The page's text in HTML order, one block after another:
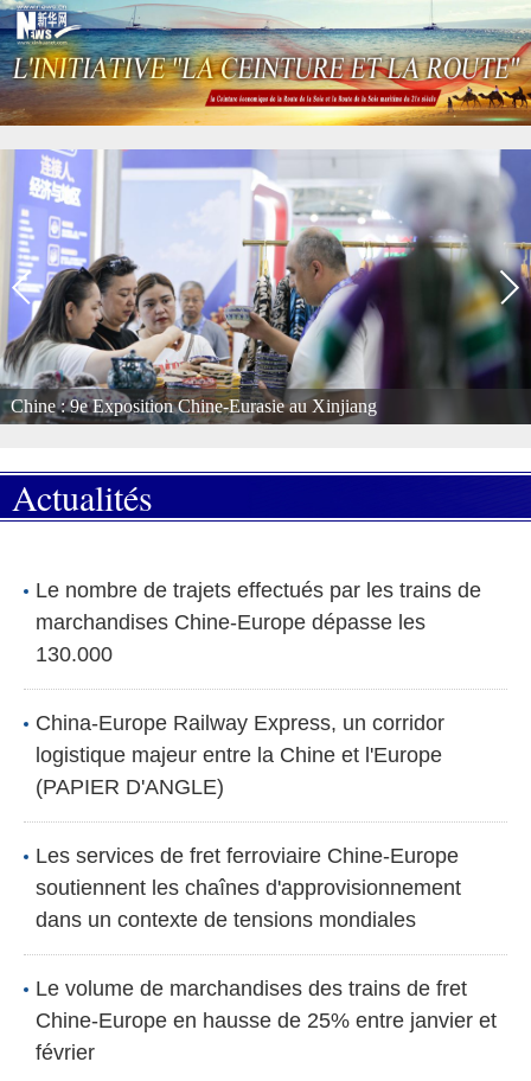
Chine : 9e Exposition Chine-Eurasie au Xinjiang
Actualités
Le nombre de trajets effectués par les trains de
marchandises Chine-Europe dépasse les
130.000
China-Europe Railway Express, un corridor
logistique majeur entre la Chine et l'Europe
(PAPIER D'ANGLE)
Les services de fret ferroviaire Chine-Europe
soutiennent les chaînes d'approvisionnement
dans un contexte de tensions mondiales
Le volume de marchandises des trains de fret
Chine-Europe en hausse de 25% entre janvier et
février